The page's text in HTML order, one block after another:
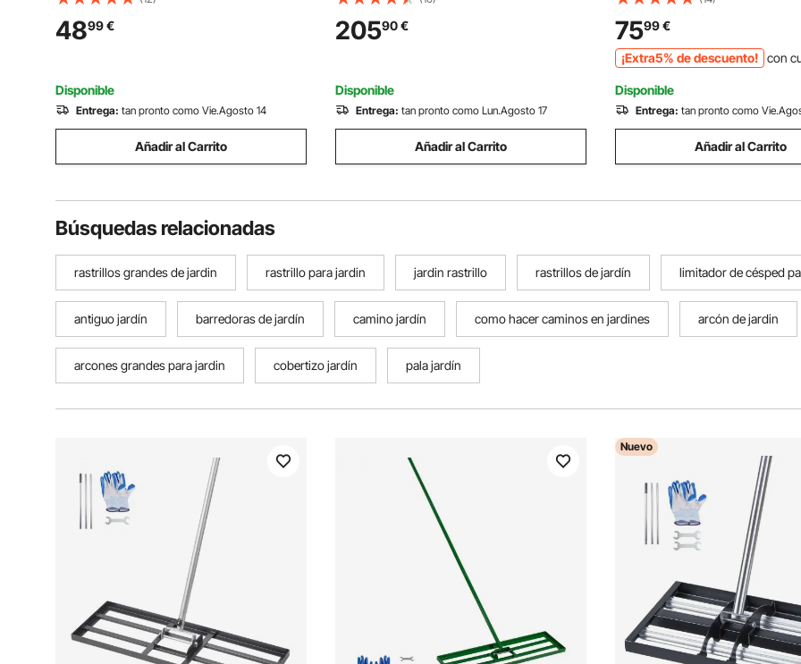
Accesorios Incluidos, Acero,
Herramienta para Arena Tierra de Jardín
4899€
Disponible
Entrega: tan pronto como Vie.Agosto 14
Añadir al Carrito
Vehículos Todo Terreno, UTV, Tractores,
Cortacéspedes, Herramienta de
20590€
Disponible
Entrega: tan pronto como Lun.Agosto 17
Añadir al Carrito
Aleación de Aluminio, Guantes
Herramienta para Jardín Patio
Golf, Verde
7599€
¡Extra5% de descuento! con
Disponible
Entrega: tan pronto como
Añadir al Carrito
Búsquedas relacionadas
rastrillos grandes de jardin rastrillo para jardin jardin rastrillo rastrillos de jardín limitador de césped
antiguo jardín barredoras de jardín camino jardín como hacer caminos en jardines arcón de jardin
arcones grandes para jardin cobertizo jardín pala jardín
Nuevo